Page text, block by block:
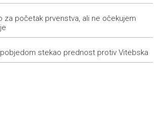
Festival predstavlja programe Kinoscope i
godišnjica stradanja Bošnjaka Botonjića
za početak prvenstva, ali ne očekujem
stekao prednost protiv Vitebska